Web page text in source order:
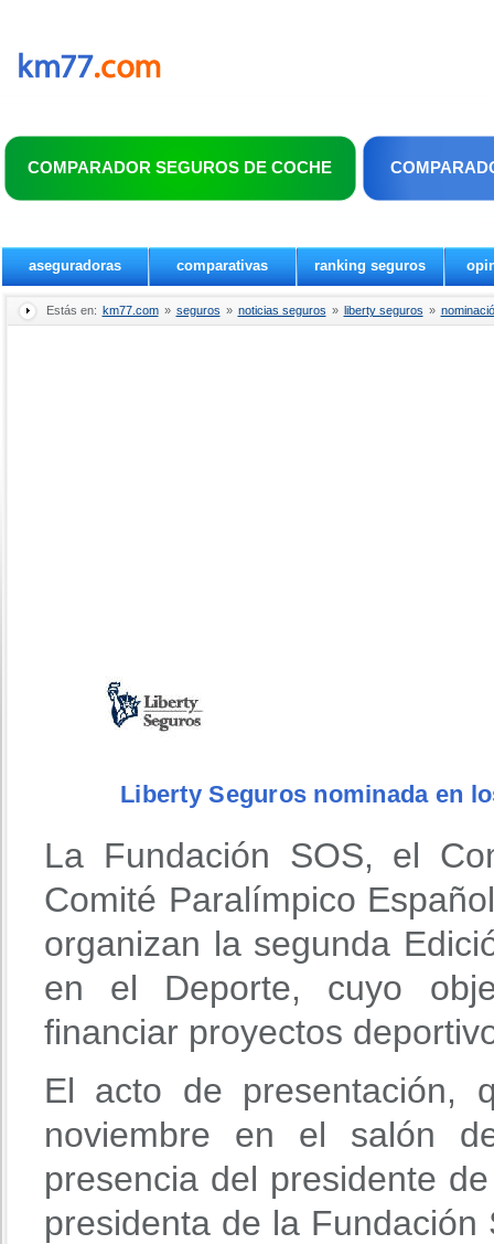
COMPARADOR SEGUROS DE COCHE
aseguradoras comparativas ranking seguros
Estás en: km77.com » seguros » noticias seguros » liberty seguros »
Liberty Seguros nominada en
La Fundación SOS, el
Comité Paralímpico
organizan la segunda
en el Deporte, cuyo
financiar proyectos
El acto de presentación,
noviembre en el salón
presencia del presidente
presidenta de la